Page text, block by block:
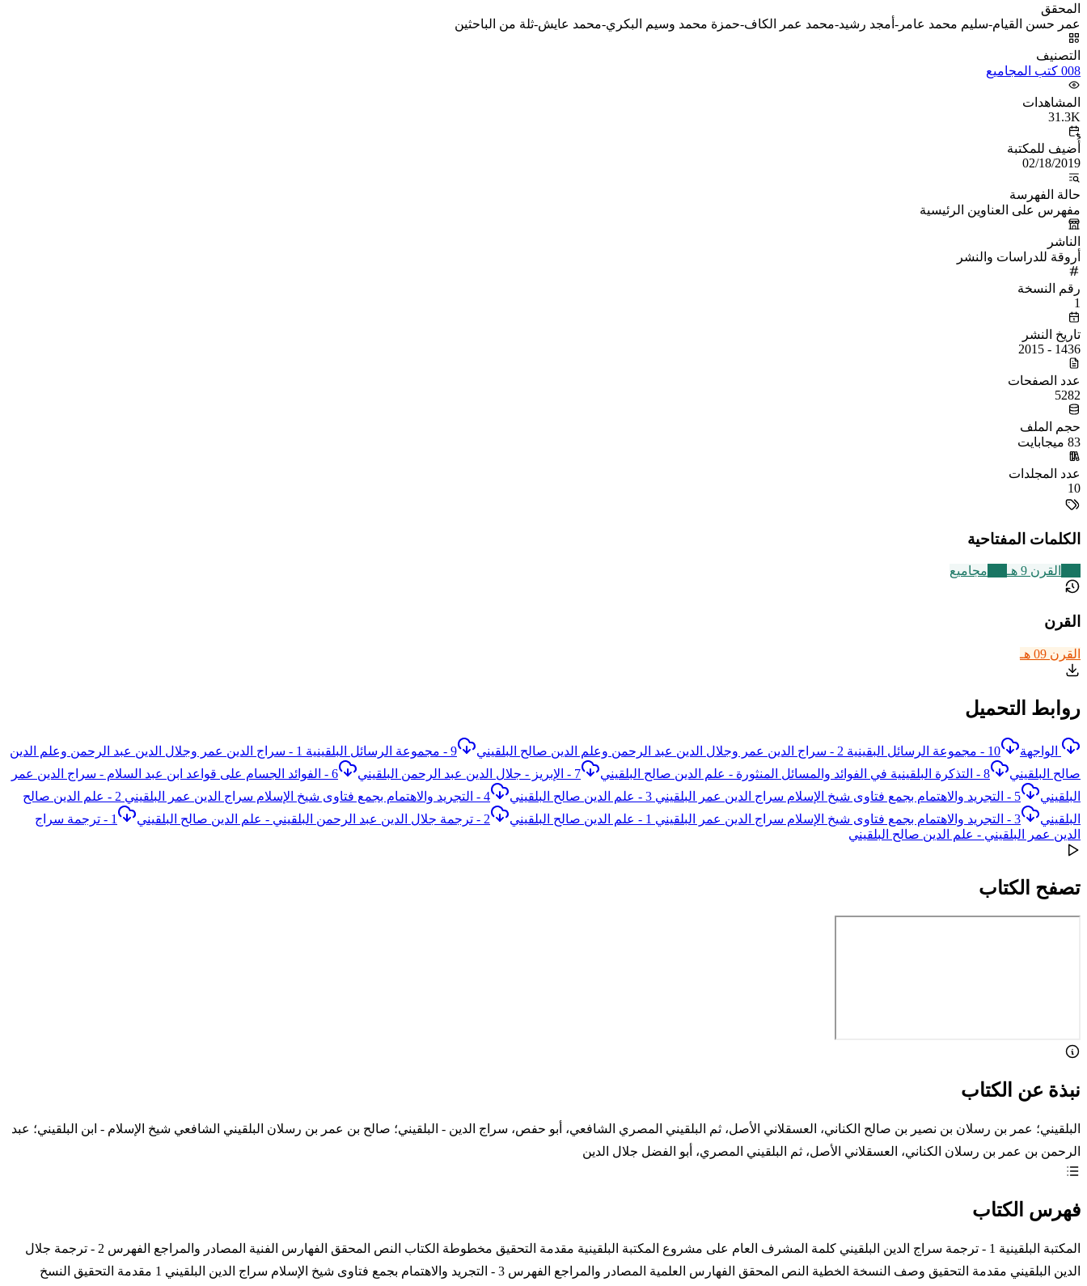
المحقق
عمر حسن القيام-سليم محمد عامر-أمجد رشيد-محمد عمر الكاف-حمزة محمد وسيم البكري-محمد عايش-ثلة من الباحثين
التصنيف
008 كتب المجاميع
المشاهدات
31.3K
أُضيف للمكتبة
02/18/2019
حالة الفهرسة
مفهرس على العناوين الرئيسية
الناشر
أروقة للدراسات والنشر
رقم النسخة
1
تاريخ النشر
1436 - 2015
عدد الصفحات
5282
حجم الملف
83 ميجابايت
عدد المجلدات
10
الكلمات المفتاحية
القرن 9 هـ مجاميع
القرن
القرن 09 هـ
روابط التحميل
الواجهة 10 - مجموعة الرسائل البقينية 2 - سراج الدين عمر وجلال الدين عبد الرحمن وعلم الدين صالح البلقيني
9 - مجموعة الرسائل البلقينية 1 - سراج الدين عمر وجلال الدين عبد الرحمن وعلم الدين
صالح البلقيني
8 - التذكرة البلقينية في الفوائد والمسائل المنثورة - علم الدين صالح البلقيني 7 - الإبريز - جلال الدين عبد الرحمن البلقيني
6 - الفوائد الجسام على قواعد ابن عبد السلام - سراج الدين عمر
البلقيني
5 - التجريد والاهتمام بجمع فتاوى شيخ الإسلام سراج الدين عمر البلقيني 3 - علم الدين صالح البلقيني
4 - التجريد والاهتمام بجمع فتاوى شيخ الإسلام سراج الدين عمر البلقيني 2 - علم الدين صالح
البلقيني
3 - التجريد والاهتمام بجمع فتاوى شيخ الإسلام سراج الدين عمر البلقيني 1 - علم الدين صالح البلقيني 2 - ترجمة جلال الدين عبد الرحمن البلقيني - علم الدين صالح البلقيني
1 - ترجمة سراج
الدين عمر البلقيني - علم الدين صالح البلقيني
تصفح الكتاب
نبذة عن الكتاب
البلقيني؛ عمر بن رسلان بن نصير بن صالح الكناني، العسقلاني الأصل، ثم البلقيني المصري الشافعي، أبو حفص، سراج الدين - البلقيني؛ صالح بن عمر بن رسلان البلقيني الشافعي شيخ الإسلام - ابن البلقيني؛ عبد
الرحمن بن عمر بن رسلان الكناني، العسقلاني الأصل، ثم البلقيني المصري، أبو الفضل جلال الدين
فهرس الكتاب
المكتبة البلقينية 1 - ترجمة سراج الدين البلقيني كلمة المشرف العام على مشروع المكتبة البلقينية مقدمة التحقيق مخطوطة الكتاب النص المحقق الفهارس الفنية المصادر والمراجع الفهرس 2 - ترجمة جلال
الدين البلقيني مقدمة التحقيق وصف النسخة الخطية النص المحقق الفهارس العلمية المصادر والمراجع الفهرس 3 - التجريد والاهتمام بجمع فتاوى شيخ الإسلام سراج الدين البلقيني 1 مقدمة التحقيق النسخ